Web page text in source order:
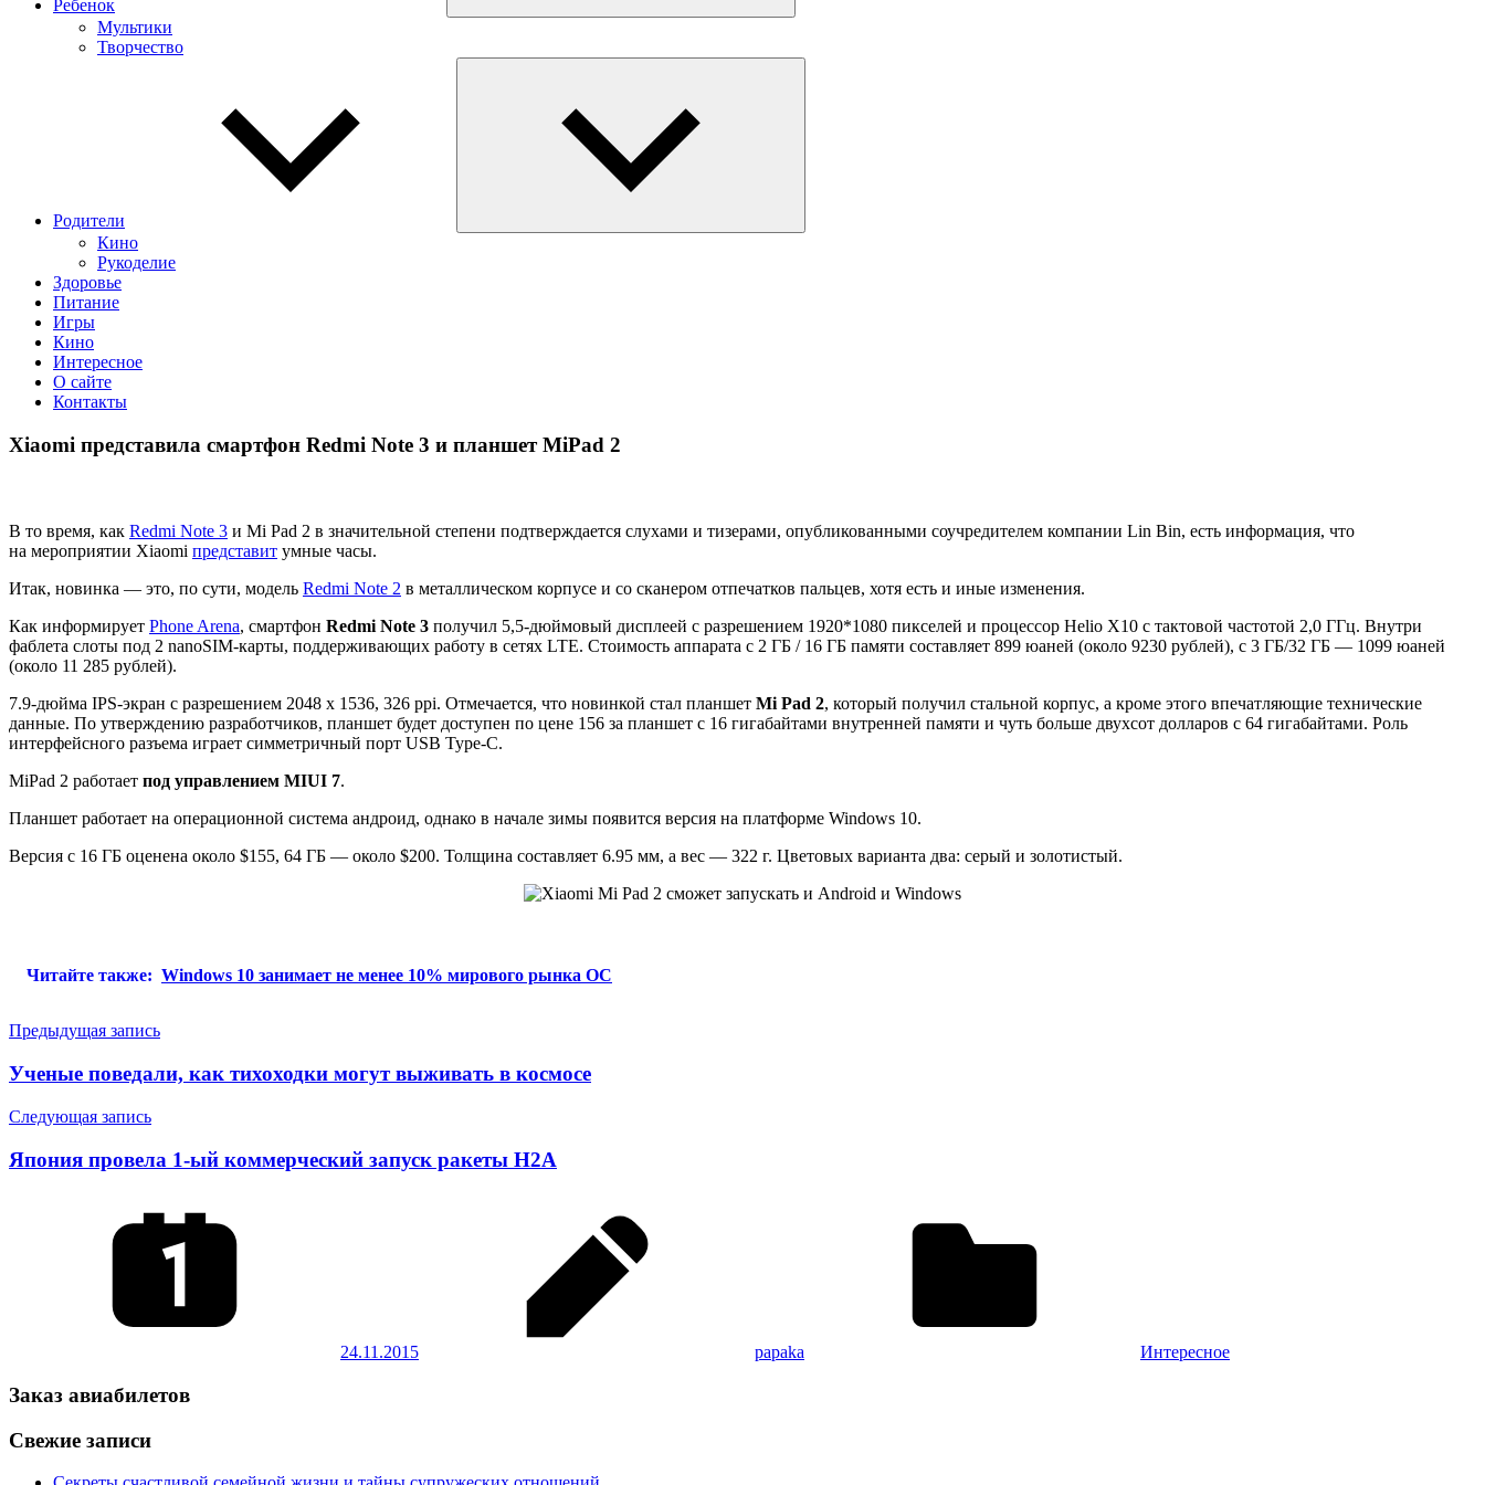
Ребенок
Мультики
Творчество
Родители
Кино
Рукоделие
Здоровье
Питание
Игры
Кино
Интересное
О сайте
Контакты
Xiaomi представила смартфон Redmi Note 3 и планшет MiPad 2
В то время, как Redmi Note 3 и Mi Pad 2 в значительной степени подтверждается слухами и тизерами, опубликованными соучредителем компании Lin Bin, есть информация, что
на мероприятии Xiaomi представит умные часы.
Итак, новинка — это, по сути, модель Redmi Note 2 в металлическом корпусе и со сканером отпечатков пальцев, хотя есть и иные изменения.
Как информирует Phone Arena, смартфон Redmi Note 3 получил 5,5-дюймовый дисплеей с разрешением 1920*1080 пикселей и процессор Helio X10 с тактовой частотой 2,0 ГГц. Внутри
фаблета слоты под 2 nanoSIM-карты, поддерживающих работу в сетях LTE. Стоимость аппарата с 2 ГБ / 16 ГБ памяти составляет 899 юаней (около 9230 рублей), с 3 ГБ/32 ГБ — 1099 юаней
(около 11 285 рублей).
7.9-дюйма IPS-экран с разрешением 2048 х 1536, 326 ppi. Отмечается, что новинкой стал планшет Mi Pad 2, который получил стальной корпус, а кроме этого впечатляющие технические
данные. По утверждению разработчиков, планшет будет доступен по цене 156 за планшет с 16 гигабайтами внутренней памяти и чуть больше двухсот долларов с 64 гигабайтами. Роль
интерфейсного разъема играет симметричный порт USB Type-C.
MiPad 2 работает под управлением MIUI 7.
Планшет работает на операционной система андроид, однако в начале зимы появится версия на платформе Windows 10.
Версия с 16 ГБ оценена около $155, 64 ГБ — около $200. Толщина составляет 6.95 мм, а вес — 322 г. Цветовых варианта два: серый и золотистый.
Читайте также: Windows 10 занимает не менее 10% мирового рынка ОС
Навигация
по
Предыдущая запись
Ученые поведали, как тихоходки могут выживать в космосе
Следующая запись
Япония провела 1-ый коммерческий запуск ракеты Н2А
24.11.2015 papaka Интересное
Заказ авиабилетов
Свежие записи